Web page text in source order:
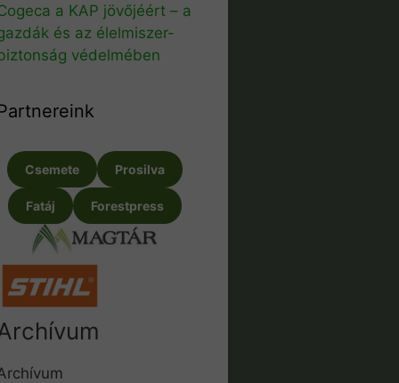
a KAP jövőjéért – a
és az élelmiszer-
védelmében
Csemete Prosilva
Fatáj Forestpress